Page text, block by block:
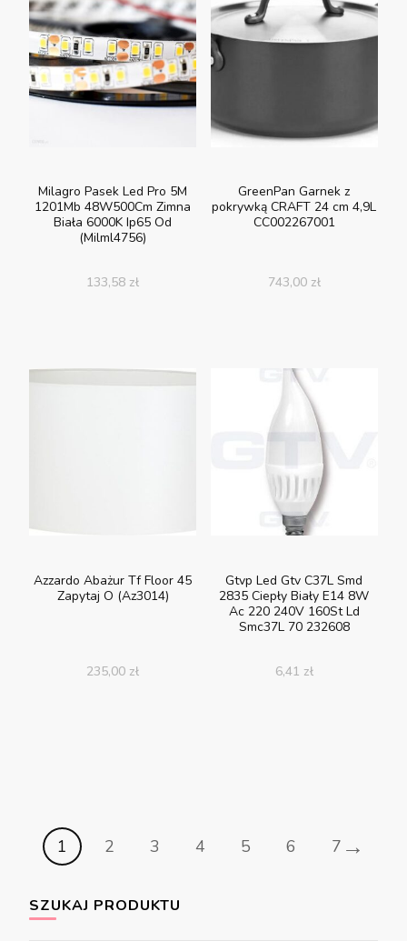
Milagro Pasek Led Pro 5M
1201Mb 48W500Cm Zimna
Biała 6000K Ip65 Od
(Milml4756)
133,58 zł
GreenPan Garnek z
pokrywką CRAFT 24 cm 4,9L
CC002267001
743,00 zł
Azzardo Abażur Tf Floor 45
Zapytaj O (Az3014)
235,00 zł
Gtvp Led Gtv C37L Smd
2835 Ciepły Biały E14 8W
Ac 220 240V 160St Ld
Smc37L 70 232608
6,41 zł
1 2 3 4 5 6 7 →
SZUKAJ PRODUKTU